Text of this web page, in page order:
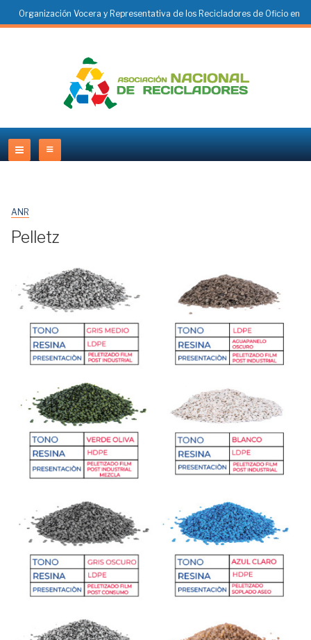
Organización Vocera y Representativa de los Recicladores de Oficio en
ANR
Pelletz